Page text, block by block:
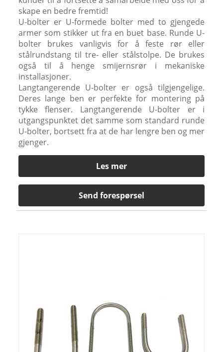
skape en bedre fremtid!
U-bolter er U-formede bolter med to gjengede
armer som stikker ut fra en buet base. Runde U-
bolter brukes vanligvis for å feste rør eller
stålrundstang til tre- eller stålstolpe. De brukes
også til å henge smijernsrør i mekaniske
installasjoner.
Langtangerende U-bolter er også tilgjengelige.
Deres lange ben er perfekte for montering på
tykke flenser. Langtangerende U-bolter er i
utgangspunktet det samme som standard runde
U-bolter, bortsett fra at de har lengre ben og mer
gjenger.
Les mer
Send forespørsel